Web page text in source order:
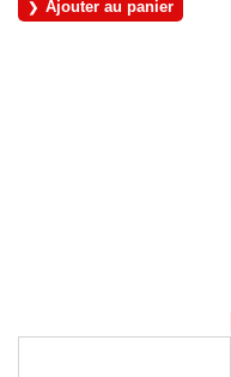
Ajouter au panier